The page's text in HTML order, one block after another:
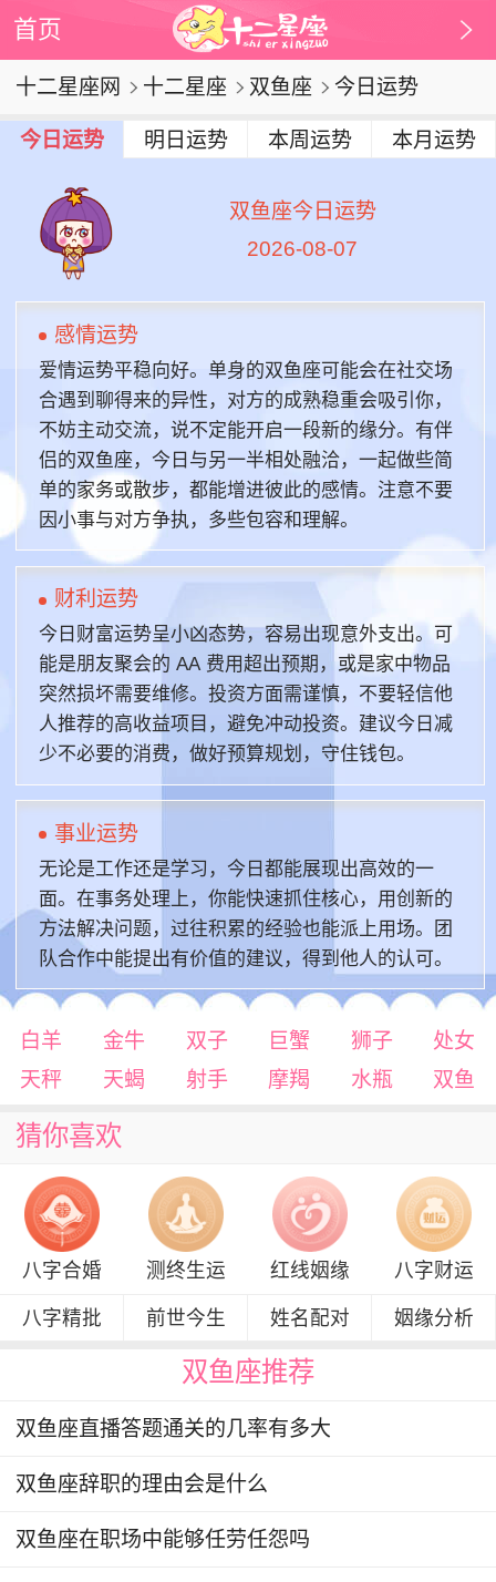
首页
十二星座网 十二星座 双鱼座 今日运势
今日运势 明日运势 本周运势 本月运势
双鱼座今日运势
2026-08-07
感情运势
爱情运势平稳向好。单身的双鱼座可能会在社交场
合遇到聊得来的异性，对方的成熟稳重会吸引你，
不妨主动交流，说不定能开启一段新的缘分。有伴
侣的双鱼座，今日与另一半相处融洽，一起做些简
单的家务或散步，都能增进彼此的感情。注意不要
因小事与对方争执，多些包容和理解。
财利运势
今日财富运势呈小凶态势，容易出现意外支出。可
能是朋友聚会的 AA 费用超出预期，或是家中物品
突然损坏需要维修。投资方面需谨慎，不要轻信他
人推荐的高收益项目，避免冲动投资。建议今日减
少不必要的消费，做好预算规划，守住钱包。
事业运势
无论是工作还是学习，今日都能展现出高效的一
面。在事务处理上，你能快速抓住核心，用创新的
方法解决问题，过往积累的经验也能派上用场。团
队合作中能提出有价值的建议，得到他人的认可。
白羊 金牛 双子 巨蟹 狮子
处女
天秤
天蝎 射手 摩羯 水瓶 双鱼
猜你喜欢
八字合婚 测终生运 红线姻缘 八字财运
八字精批 前世今生 姓名配对 姻缘分析
双鱼座推荐
双鱼座直播答题通关的几率有多大
双鱼座辞职的理由会是什么
双鱼座在职场中能够任劳任怨吗